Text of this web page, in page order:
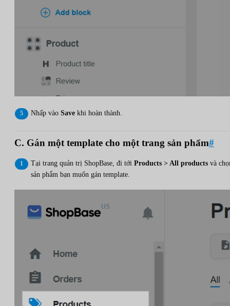
Nhấp vào Save khi hoàn thành.
C. Gán một template cho một trang sản phẩm#
Tại trang quản trị ShopBase, đi tới Products > All products và
sản phẩm bạn muốn gán template.